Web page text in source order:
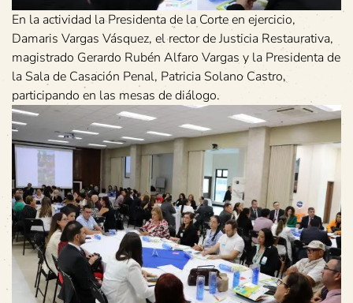
En la actividad la Presidenta de la Corte en ejercicio,
Damaris Vargas Vásquez, el rector de Justicia Restaurativa,
magistrado Gerardo Rubén Alfaro Vargas y la Presidenta de
la Sala de Casación Penal, Patricia Solano Castro,
participando en las mesas de diálogo.